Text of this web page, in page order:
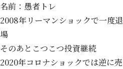
名前：愚者トレ
2008年リーマンショックで一度退
場
そのあとこつこつ投資継続
2020年コロナショックでは逆に売